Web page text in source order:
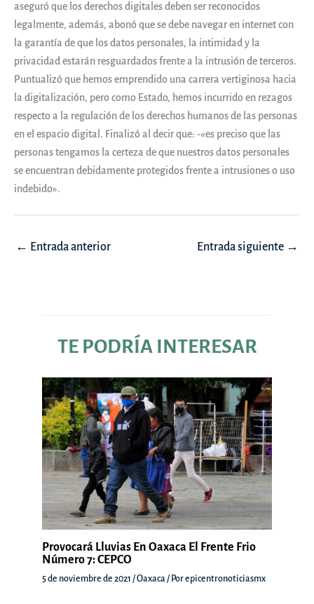
aseguró que los derechos digitales deben ser reconocidos
legalmente, además, abonó que se debe navegar en internet con
la garantía de que los datos personales, la intimidad y la
privacidad estarán resguardados frente a la intrusión de terceros.
Puntualizó que hemos emprendido una carrera vertiginosa hacia
la digitalización, pero como Estado, hemos incurrido en rezagos
respecto a la regulación de los derechos humanos de las personas
en el espacio digital. Finalizó al decir que: -«es preciso que las
personas tengamos la certeza de que nuestros datos personales
se encuentran debidamente protegidos frente a intrusiones o uso
indebido».
Navegación
← Entrada anterior Entrada siguiente →
TE PODRÍA INTERESAR
Provocará Lluvias En Oaxaca El Frente Frio
Número 7: CEPCO
5 de noviembre de 2021 /Oaxaca / Porepicentronoticiasmx